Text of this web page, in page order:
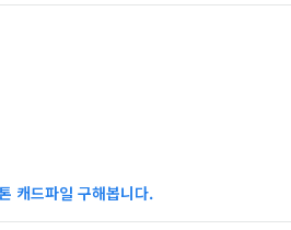
캐드파일 구해봅니다.